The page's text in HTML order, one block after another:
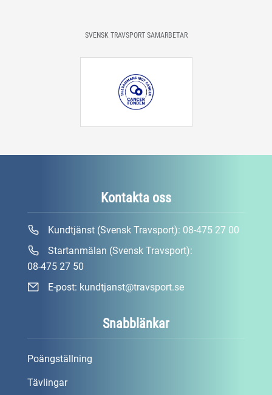
SVENSK TRAVSPORT SAMARBETAR
Snabblänkar
Poängställning
Tävlingar
Kontakta oss
Kundtjänst (Svensk Travsport): 08-475 27 00
Startanmälan (Svensk Travsport):
08-475 27 50
E-post: kundtjanst@travsport.se